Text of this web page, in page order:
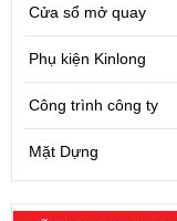
Cửa sổ mở quay
Phụ kiện Kinlong
Công trình công ty
Mặt Dựng